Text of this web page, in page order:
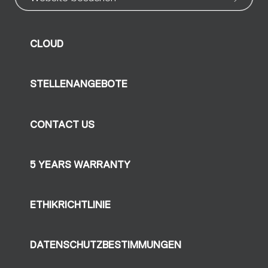
CLOUD
STELLENANGEBOTE
CONTACT US
5 YEARS WARRANTY
ETHIKRICHTLINIE
DATENSCHUTZBESTIMMUNGEN